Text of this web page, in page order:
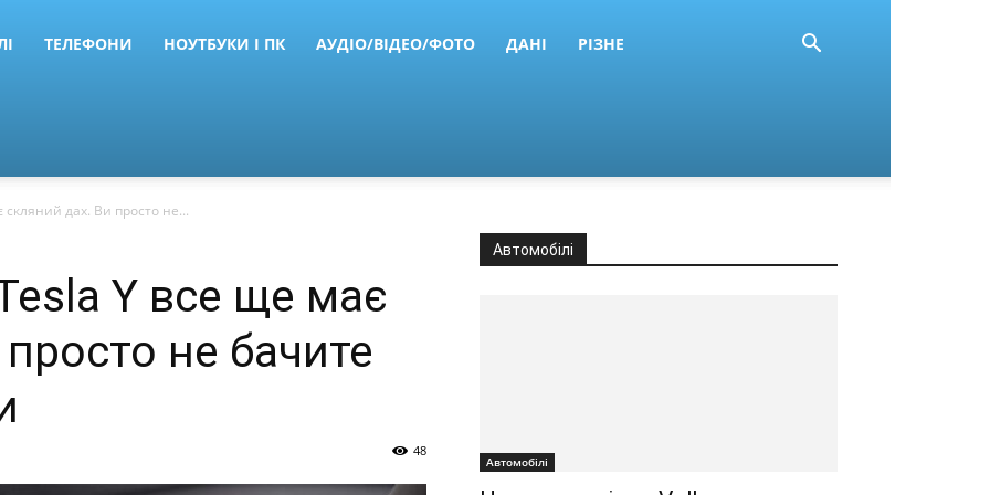
ТЕЛЕФОНИ НОУТБУКИ І ПК АУДІО/ВІДЕО/ФОТО ДАНІ РІЗНЕ
дах. Ви просто не...
Y все ще має
не бачите
48
Автомобілі
Автомобілі